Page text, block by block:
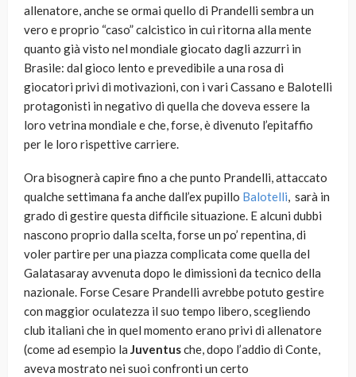
allenatore, anche se ormai quello di Prandelli sembra un
vero e proprio “caso” calcistico in cui ritorna alla mente
quanto già visto nel mondiale giocato dagli azzurri in
Brasile: dal gioco lento e prevedibile a una rosa di
giocatori privi di motivazioni, con i vari Cassano e Balotelli
protagonisti in negativo di quella che doveva essere la
loro vetrina mondiale e che, forse, è divenuto l’epitaffio
per le loro rispettive carriere.
Ora bisognerà capire fino a che punto Prandelli, attaccato
qualche settimana fa anche dall’ex pupillo Balotelli, sarà in
grado di gestire questa difficile situazione. E alcuni dubbi
nascono proprio dalla scelta, forse un po’ repentina, di
voler partire per una piazza complicata come quella del
Galatasaray avvenuta dopo le dimissioni da tecnico della
nazionale. Forse Cesare Prandelli avrebbe potuto gestire
con maggior oculatezza il suo tempo libero, scegliendo
club italiani che in quel momento erano privi di allenatore
(come ad esempio la Juventusche, dopo l’addio di Conte,
aveva mostrato nei suoi confronti un certo